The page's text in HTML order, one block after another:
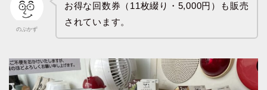
のぶかず
お得な回数券（11枚綴り・5,000円）も販売
されています。